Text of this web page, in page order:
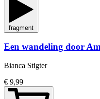
fragment
Een wandeling door
Bianca Stigter
€ 9,99